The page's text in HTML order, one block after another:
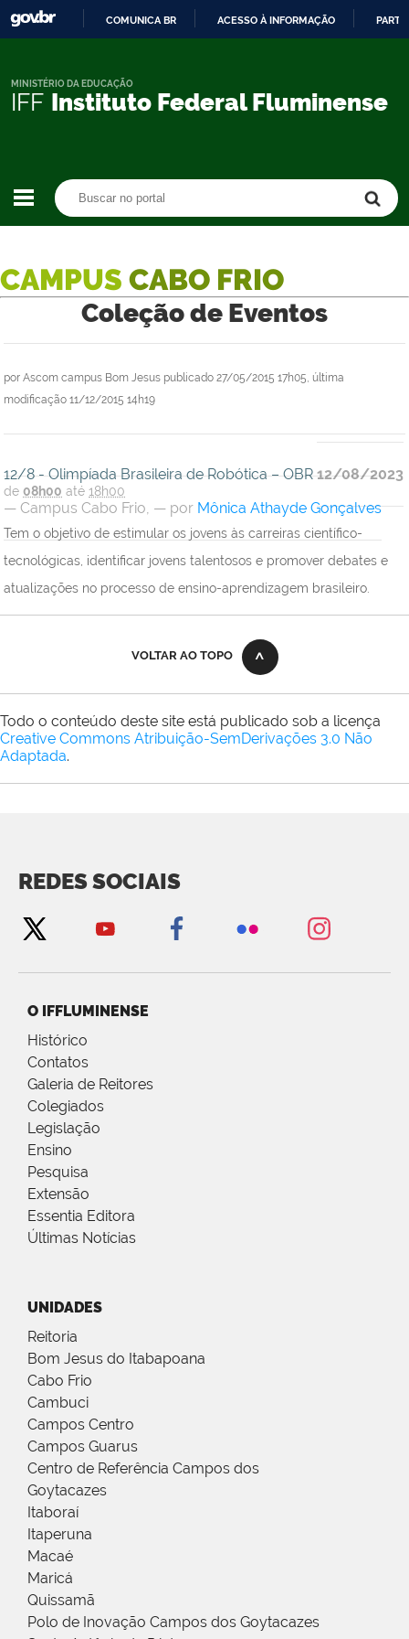
CONTEÚDO
COMUNICA BR ACESSO À INFORMAÇÃO
IFF Instituto Federal Fluminense
MINISTÉRIO DA EDUCAÇÃO
CAMPUS CABO FRIO
Coleção de Eventos
por Ascom campus Bom Jesus publicado 27/05/2015 17h05, última
modificação 11/12/2015 14h19
12/8 - Olimpíada Brasileira de Robótica – OBR 12/08/2023
de 08h00 até 18h00
— Campus Cabo Frio, — por Mônica Athayde Gonçalves
Tem o objetivo de estimular os jovens às carreiras científico-
tecnológicas, identificar jovens talentosos e promover debates e
atualizações no processo de ensino-aprendizagem brasileiro.
VOLTAR AO TOPO
Todo o conteúdo deste site está publicado sob a licença
Creative Commons Atribuição-SemDerivações 3.0 Não
Adaptada.
REDES SOCIAIS
O IFFLUMINENSE
Histórico
Contatos
Galeria de Reitores
Colegiados
Legislação
Ensino
Pesquisa
Extensão
Essentia Editora
Últimas Notícias
UNIDADES
Reitoria
Bom Jesus do Itabapoana
Cabo Frio
Cambuci
Campos Centro
Campos Guarus
Centro de Referência Campos dos
Goytacazes
Itaboraí
Itaperuna
Macaé
Maricá
Quissamã
Polo de Inovação Campos dos Goytacazes